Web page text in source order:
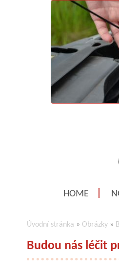
HOME
Úvodní stránka » Obrázky »
Budou nás léčit